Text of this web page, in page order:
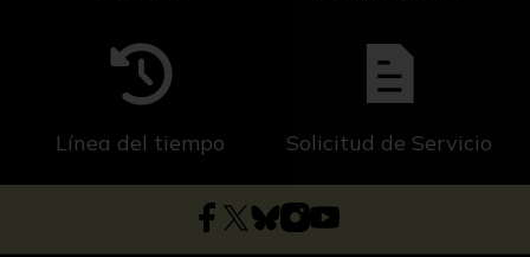
Línea del tiempo Solicitud de Servicio